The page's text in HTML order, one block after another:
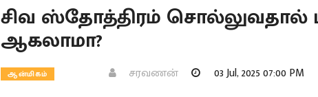
சிவ ஸ்தோத்திரம்
ஆகலாமா?
ஆன்மிகம் சரவணன் 03 Jul, 2025 07:00 PM